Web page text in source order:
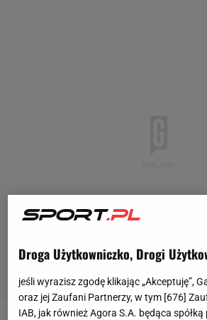
Droga Użytkowniczko, Drogi
jeśli wyrazisz zgodę klikając „Akceptuję”,
oraz jej Zaufani Partnerzy, w tym [676]
IAB, jak również Agora S.A. będąca